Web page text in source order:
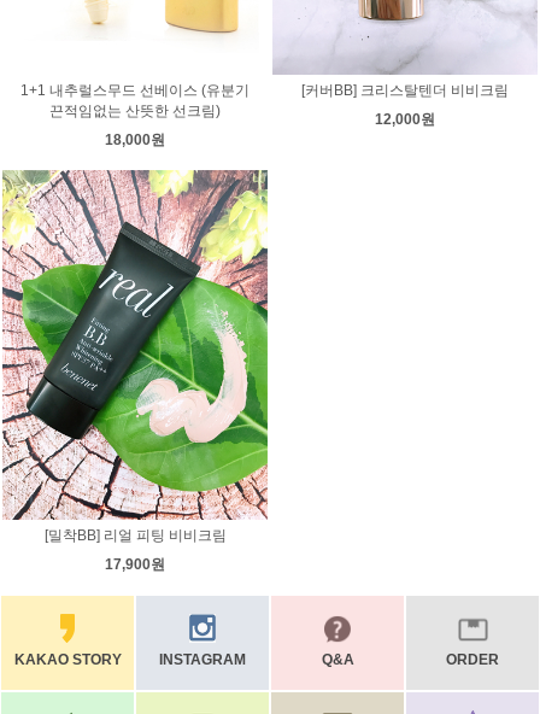
1+1 내추럴스무드 선베이스 (유분기
끈적임없는 산뜻한 선크림)
18,000원
[커버BB] 크리스탈텐더 비비크림
12,000원
[밀착BB] 리얼 피팅 비비크림
17,900원
KAKAO STORY INSTAGRAM Q&A ORDER